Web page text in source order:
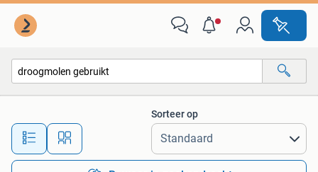
Alle afstanden…
Sorteer op